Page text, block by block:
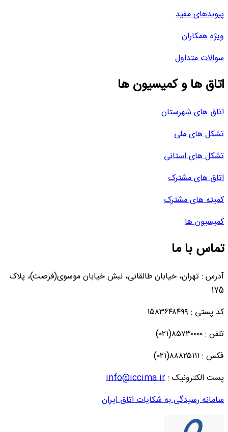
پیوندهای مفید
ویژه همکاران
سوالات متداول
اتاق ها و کمیسیون ها
اتاق های شهرستان
تشکل های ملی
تشکل های استانی
اتاق های مشترک
کمیته های مشترک
کمیسیون ها
تماس با ما
آدرس : تهران، خیابان طالقانی، نبش خیابان موسوی(فرصت)، پلاک
175
کد پستی : ۱۵۸۳۶۴۸۴۹۹
تلفن : ۸۵۷۳۰۰۰۰(۰۲۱)
فکس : ۸۸۸۲۵۱۱۱(۰۲۱)
پست الکترونیک :info@iccima.ir
سامانه رسیدگی به شکایات اتاق ایران